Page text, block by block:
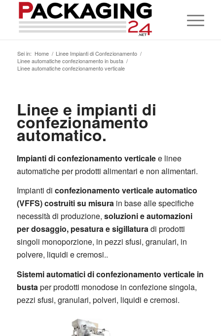
Sei in: Home / Linee Impianti di Confezionamento /
Linee automatiche confezionamento in busta /
Linee automatiche confezionamento verticale
Linee e impianti di
confezionamento
automatico.
Impianti di confezionamento verticalee linee
automatiche per prodotti alimentari e non alimentari.
Impianti di confezionamento verticale automatico
(VFFS) costruiti su misurain base alle specifiche
necessità di produzione, soluzioni e automazioni
per dosaggio, pesatura e sigillaturadi prodotti
singoli monoporzione, in pezzi sfusi, granulari, in
polvere, liquidi e cremosi..
Sistemi automatici di confezionamento verticale in
bustaper prodotti monodose in confezione singola,
pezzi sfusi, granulari, polveri, liquidi e cremosi.